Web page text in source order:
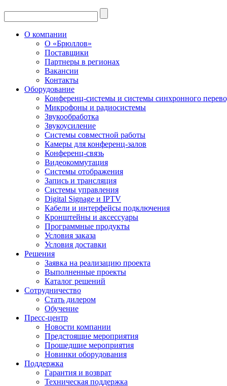
О компании
О «Брюллов»
Поставщики
Партнеры в регионах
Вакансии
Контакты
Оборудование
Конференц-системы и системы синхронного
Микрофоны и радиосистемы
Звукообработка
Звукоусиление
Системы совместной работы
Камеры для конференц-залов
Конференц-связь
Видеокоммутация
Системы отображения
Запись и трансляция
Системы управления
Digital Signage и IPTV
Кабели и интерфейсы подключения
Кронштейны и аксессуары
Программные продукты
Условия заказа
Условия доставки
Решения
Заявка на реализацию проекта
Выполненные проекты
Каталог решений
Сотрудничество
Стать дилером
Обучение
Пресс-центр
Новости компании
Предстоящие мероприятия
Прошедшие мероприятия
Новинки оборудования
Поддержка
Гарантия и возврат
Техническая поддержка